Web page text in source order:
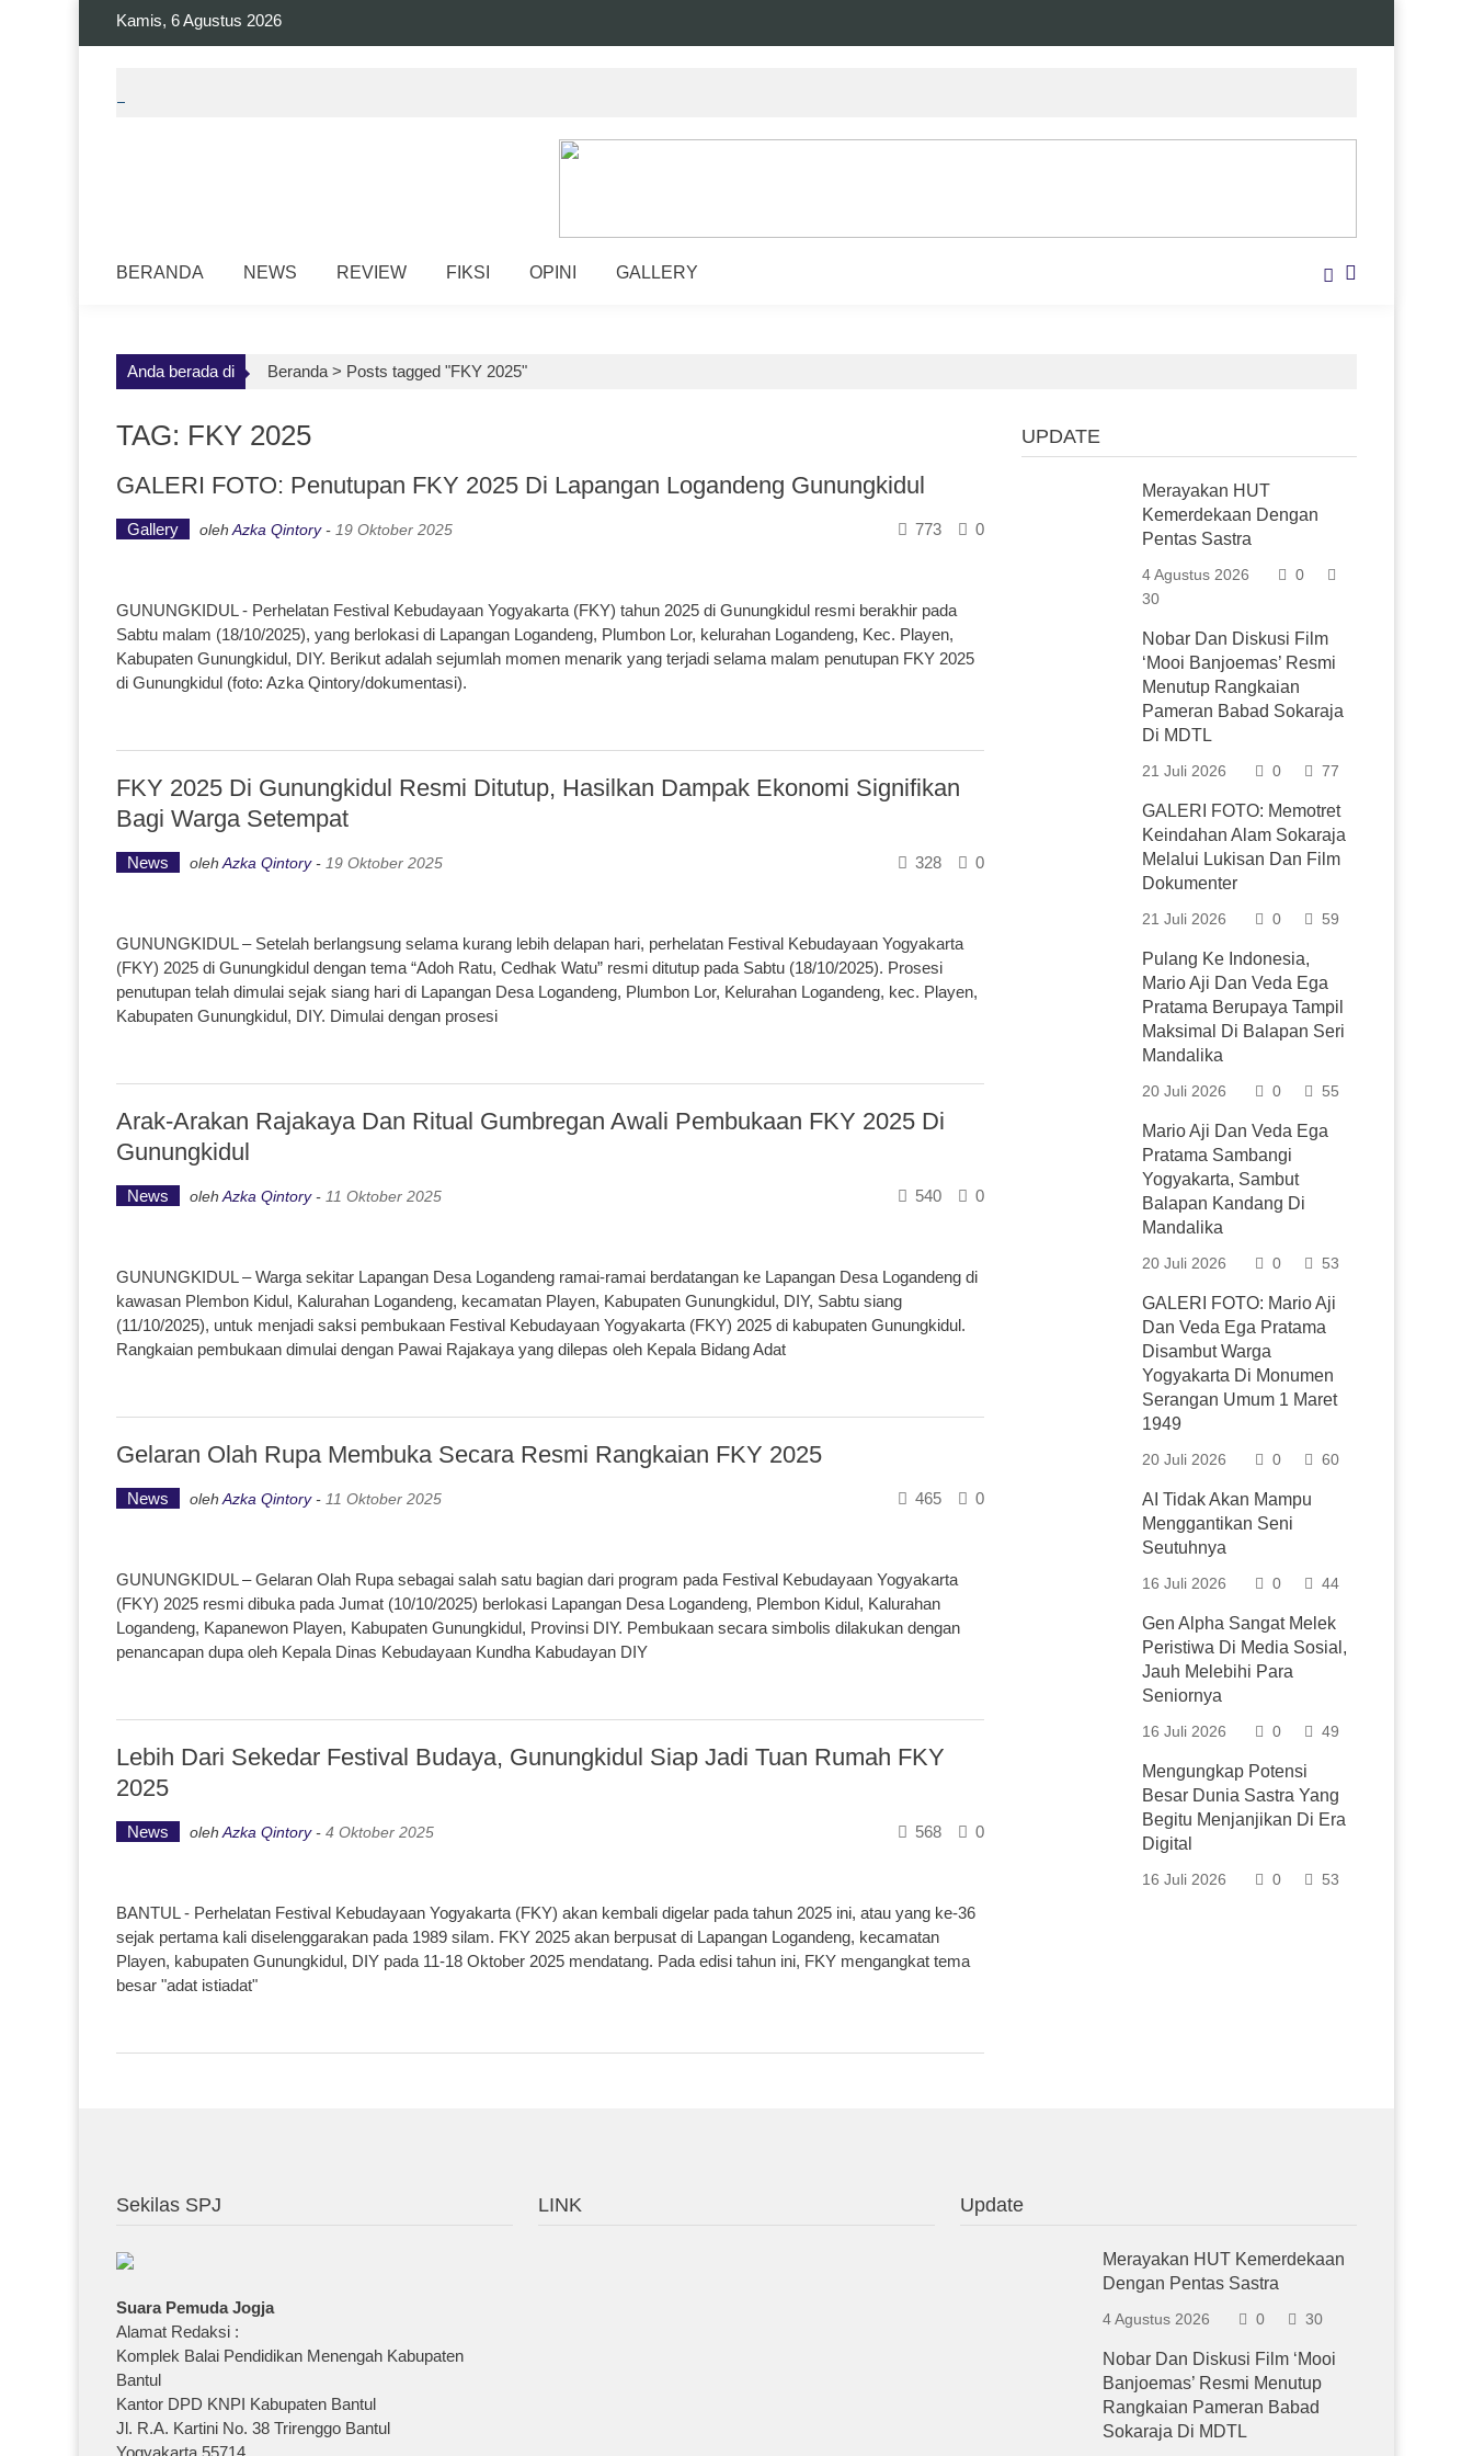
Kamis, 6 Agustus 2026
BERANDA NEWS REVIEW FIKSI OPINI GALLERY
Anda berada di Beranda > Posts tagged "FKY 2025"
TAG: FKY 2025
GALERI FOTO: Penutupan FKY 2025 Di Lapangan Logandeng Gunungkidul
Gallery oleh Azka Qintory- 19 Oktober 2025 0
773
GUNUNGKIDUL - Perhelatan Festival Kebudayaan Yogyakarta (FKY) tahun 2025 di Gunungkidul resmi berakhir pada
Sabtu malam (18/10/2025), yang berlokasi di Lapangan Logandeng, Plumbon Lor, kelurahan Logandeng, Kec. Playen,
Kabupaten Gunungkidul, DIY. Berikut adalah sejumlah momen menarik yang terjadi selama malam penutupan FKY 2025
di Gunungkidul (foto: Azka Qintory/dokumentasi).
FKY 2025 Di Gunungkidul Resmi Ditutup, Hasilkan Dampak Ekonomi Signifikan
Bagi Warga Setempat
News oleh Azka Qintory- 19 Oktober 2025 0
328
GUNUNGKIDUL – Setelah berlangsung selama kurang lebih delapan hari, perhelatan Festival Kebudayaan Yogyakarta
(FKY) 2025 di Gunungkidul dengan tema “Adoh Ratu, Cedhak Watu” resmi ditutup pada Sabtu (18/10/2025). Prosesi
penutupan telah dimulai sejak siang hari di Lapangan Desa Logandeng, Plumbon Lor, Kelurahan Logandeng, kec. Playen,
Kabupaten Gunungkidul, DIY. Dimulai dengan prosesi
Arak-Arakan Rajakaya Dan Ritual Gumbregan Awali Pembukaan FKY 2025 Di
Gunungkidul
News oleh Azka Qintory- 11 Oktober 2025 0
540
GUNUNGKIDUL – Warga sekitar Lapangan Desa Logandeng ramai-ramai berdatangan ke Lapangan Desa Logandeng di
kawasan Plembon Kidul, Kalurahan Logandeng, kecamatan Playen, Kabupaten Gunungkidul, DIY, Sabtu siang
(11/10/2025), untuk menjadi saksi pembukaan Festival Kebudayaan Yogyakarta (FKY) 2025 di kabupaten Gunungkidul.
Rangkaian pembukaan dimulai dengan Pawai Rajakaya yang dilepas oleh Kepala Bidang Adat
Gelaran Olah Rupa Membuka Secara Resmi Rangkaian FKY 2025
News oleh Azka Qintory- 11 Oktober 2025 0
465
GUNUNGKIDUL – Gelaran Olah Rupa sebagai salah satu bagian dari program pada Festival Kebudayaan Yogyakarta
(FKY) 2025 resmi dibuka pada Jumat (10/10/2025) berlokasi Lapangan Desa Logandeng, Plembon Kidul, Kalurahan
Logandeng, Kapanewon Playen, Kabupaten Gunungkidul, Provinsi DIY. Pembukaan secara simbolis dilakukan dengan
penancapan dupa oleh Kepala Dinas Kebudayaan Kundha Kabudayan DIY
Lebih Dari Sekedar Festival Budaya, Gunungkidul Siap Jadi Tuan Rumah FKY
2025
News oleh Azka Qintory- 4 Oktober 2025 0
568
BANTUL - Perhelatan Festival Kebudayaan Yogyakarta (FKY) akan kembali digelar pada tahun 2025 ini, atau yang ke-36
sejak pertama kali diselenggarakan pada 1989 silam. FKY 2025 akan berpusat di Lapangan Logandeng, kecamatan
Playen, kabupaten Gunungkidul, DIY pada 11-18 Oktober 2025 mendatang. Pada edisi tahun ini, FKY mengangkat tema
besar "adat istiadat"
UPDATE
Merayakan HUT
Kemerdekaan Dengan
Pentas Sastra
4 Agustus 2026
0
30
Nobar Dan Diskusi Film
‘Mooi Banjoemas’ Resmi
Menutup Rangkaian
Pameran Babad Sokaraja
Di MDTL
21 Juli 2026 0 77
GALERI FOTO: Memotret
Keindahan Alam Sokaraja
Melalui Lukisan Dan Film
Dokumenter
21 Juli 2026 0 59
Pulang Ke Indonesia,
Mario Aji Dan Veda Ega
Pratama Berupaya Tampil
Maksimal Di Balapan Seri
Mandalika
20 Juli 2026 0 55
Mario Aji Dan Veda Ega
Pratama Sambangi
Yogyakarta, Sambut
Balapan Kandang Di
Mandalika
20 Juli 2026 0 53
GALERI FOTO: Mario Aji
Dan Veda Ega Pratama
Disambut Warga
Yogyakarta Di Monumen
Serangan Umum 1 Maret
1949
20 Juli 2026 0 60
AI Tidak Akan Mampu
Menggantikan Seni
Seutuhnya
16 Juli 2026 0 44
Gen Alpha Sangat Melek
Peristiwa Di Media Sosial,
Jauh Melebihi Para
Seniornya
16 Juli 2026 0 49
Mengungkap Potensi
Besar Dunia Sastra Yang
Begitu Menjanjikan Di Era
Digital
16 Juli 2026 0 53
Sekilas SPJ
Suara Pemuda Jogja
Alamat Redaksi :
Komplek Balai Pendidikan Menengah Kabupaten
Bantul
Kantor DPD KNPI Kabupaten Bantul
Jl. R.A. Kartini No. 38 Trirenggo Bantul
Yogyakarta 55714
LINK Update
Merayakan HUT Kemerdekaan
Dengan Pentas Sastra
4 Agustus 2026 0 30
Nobar Dan Diskusi Film ‘Mooi
Banjoemas’ Resmi Menutup
Rangkaian Pameran Babad
Sokaraja Di MDTL